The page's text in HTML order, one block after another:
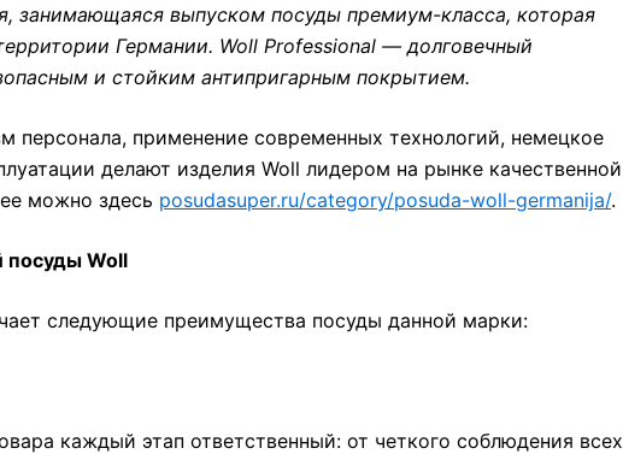
занимающаяся выпуском посуды премиум-класса, которая
Германии. Woll Professional — долговечный
и стойким антипригарным покрытием.
персонала, применение современных технологий, немецкое
делают изделия Woll лидером на рынке качественной
можно здесь posudasuper.ru/category/posuda-woll-germanija/.
посуды Woll
следующие преимущества посуды данной марки:
каждый этап ответственный: от четкого соблюдения всех